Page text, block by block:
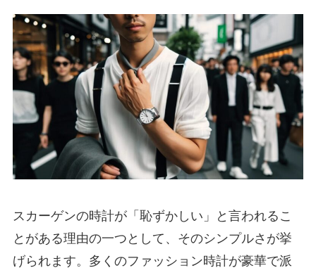
スカーゲンの時計が「恥ずかしい」と言われるこ
とがある理由の一つとして、そのシンプルさが挙
げられます。多くのファッション時計が豪華で派